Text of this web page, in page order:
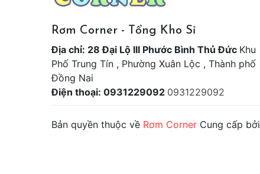
Rơm Corner - Tổng Kho Sỉ
Địa chỉ: 28 Đại Lộ III Phước Bình Thủ Đức Khu
Phố Trung Tín , Phường Xuân Lộc , Thành phố
Đồng Nai
Điện thoại: 0931229092 0931229092
Bản quyền thuộc về Rơm Corner Cung cấp bởi